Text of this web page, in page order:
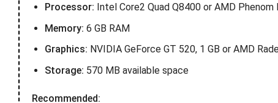
Processor: Intel Core2 Quad Q8400 or AMD Phenom
Memory: 6 GB RAM
Graphics: NVIDIA GeForce GT 520, 1 GB or AMD
Storage: 570 MB available space
Recommended: